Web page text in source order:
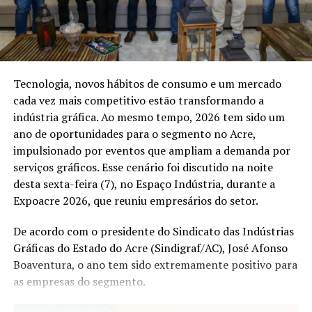
experiências anteriores de cheias no Acre. A estratégia
adotada busca garantir agilidade no atendimento,
reduzir danos sociais e assegurar que os municípios
tenham suporte para enfrentar os efeitos das chuvas,
preservação da infraestrutura pública.
Compartilhe isso:
X Facebook
Tecnologia, novos hábitos de consumo e um mercado
cada vez mais competitivo estão transformando a
indústria gráfica. Ao mesmo tempo, 2026 tem sido um
ano de oportunidades para o segmento no Acre,
impulsionado por eventos que ampliam a demanda por
serviços gráficos. Esse cenário foi discutido na noite
desta sexta-feira (7), no Espaço Indústria, durante a
Expoacre 2026, que reuniu empresários do setor.
De acordo com o presidente do Sindicato das Indústrias
Gráficas do Estado do Acre (Sindigraf/AC), José Afonso
Boaventura, o ano tem sido extremamente positivo para
as empresas do segmento.